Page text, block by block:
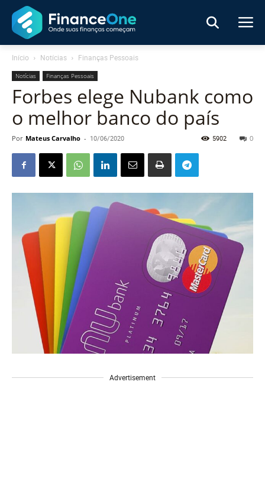
Início Notícias Finanças Pessoais
Notícias Finanças Pessoais
Forbes elege Nubank como
o melhor banco do país
Por Mateus Carvalho - 10/06/2020 0
5902
Advertisement